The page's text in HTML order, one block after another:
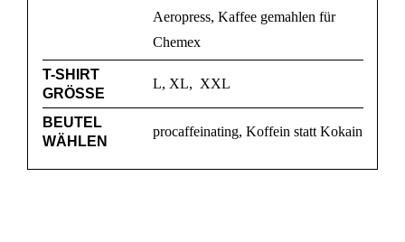
Aeropress, Kaffee gemahlen für
Chemex
T-SHIRT
GRÖSSE
L, XL, XXL
BEUTEL
WÄHLEN
procaffeinating, Koffein statt Kokain